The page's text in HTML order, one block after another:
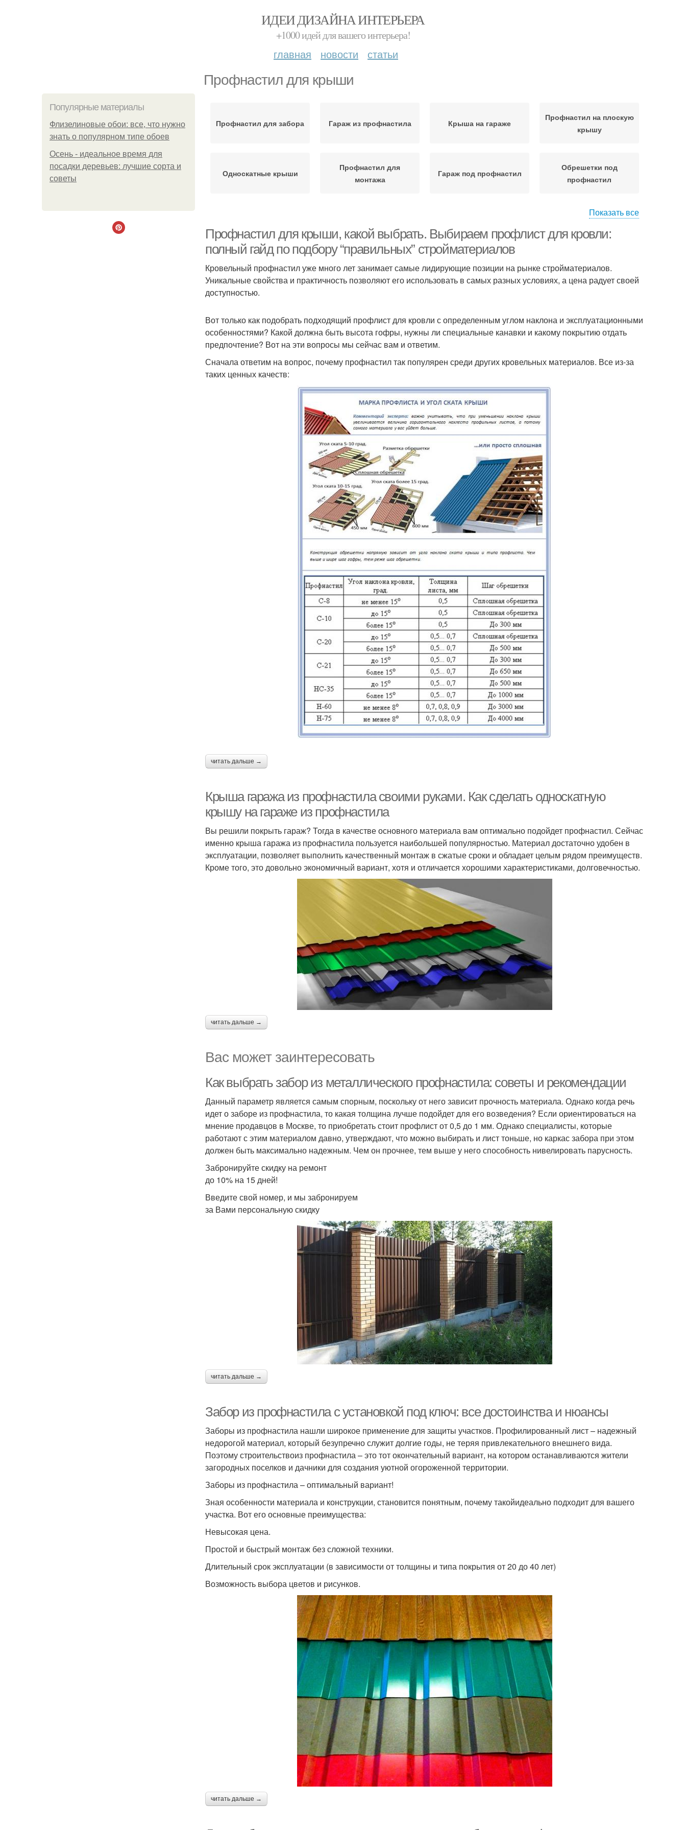
ИДЕИ ДИЗАЙНА ИНТЕРЬЕРА
+1000 идей для вашего интерьера!
главная новости статьи
Профнастил для крыши
Популярные материалы
Флизелиновые обои: все, что нужно
знать о популярном типе обоев
Осень - идеальное время для
посадки деревьев: лучшие сорта и
советы
Профнастил для забора Гараж из профнастила Крыша на гараже
Профнастил на плоскую
крышу
Односкатные крыши
Профнастил для
монтажа
Гараж под профнастил
Обрешетки под
профнастил
Показать все
Профнастил для крыши, какой выбрать. Выбираем профлист для кровли:
полный гайд по подбору “правильных” стройматериалов
Кровельный профнастил уже много лет занимает самые лидирующие позиции на рынке стройматериалов.
Уникальные свойства и практичность позволяют его использовать в самых разных условиях, а цена радует своей
доступностью.
Вот только как подобрать подходящий профлист для кровли с определенным углом наклона и эксплуатационными
особенностями? Какой должна быть высота гофры, нужны ли специальные канавки и какому покрытию отдать
предпочтение? Вот на эти вопросы мы сейчас вам и ответим.
Сначала ответим на вопрос, почему профнастил так популярен среди других кровельных материалов. Все из-за
таких ценных качеств:
читать дальше →
Крыша гаража из профнастила своими руками. Как сделать односкатную
крышу на гараже из профнастила
Вы решили покрыть гараж? Тогда в качестве основного материала вам оптимально подойдет профнастил. Сейчас
именно крыша гаража из профнастила пользуется наибольшей популярностью. Материал достаточно удобен в
эксплуатации, позволяет выполнить качественный монтаж в сжатые сроки и обладает целым рядом преимуществ.
Кроме того, это довольно экономичный вариант, хотя и отличается хорошими характеристиками, долговечностью.
читать дальше →
Вас может заинтересовать
Как выбрать забор из металлического профнастила: советы и рекомендации
Данный параметр является самым спорным, поскольку от него зависит прочность материала. Однако когда речь
идет о заборе из профнастила, то какая толщина лучше подойдет для его возведения? Если ориентироваться на
мнение продавцов в Москве, то приобретать стоит профлист от 0,5 до 1 мм. Однако специалисты, которые
работают с этим материалом давно, утверждают, что можно выбирать и лист тоньше, но каркас забора при этом
должен быть максимально надежным. Чем он прочнее, тем выше у него способность нивелировать парусность.
Забронируйте скидку на ремонт
до 10% на 15 дней!
Введите свой номер, и мы забронируем
за Вами персональную скидку
читать дальше →
Забор из профнастила с установкой под ключ: все достоинства и нюансы
Заборы из профнастила нашли широкое применение для защиты участков. Профилированный лист – надежный
недорогой материал, который безупречно служит долгие годы, не теряя привлекательного внешнего вида.
Поэтому строительствоиз профнастила – это тот окончательный вариант, на котором останавливаются жители
загородных поселков и дачники для создания уютной огороженной территории.
Заборы из профнастила – оптимальный вариант!
Зная особенности материала и конструкции, становится понятным, почему такойидеально подходит для вашего
участка. Вот его основные преимущества:
Невысокая цена.
Простой и быстрый монтаж без сложной техники.
Длительный срок эксплуатации (в зависимости от толщины и типа покрытия от 20 до 40 лет)
Возможность выбора цветов и рисунков.
читать дальше →